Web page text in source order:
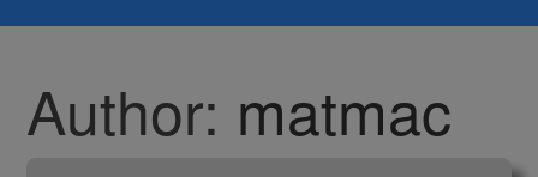
Author: matmac